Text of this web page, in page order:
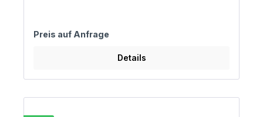
Preis auf Anfrage
Details